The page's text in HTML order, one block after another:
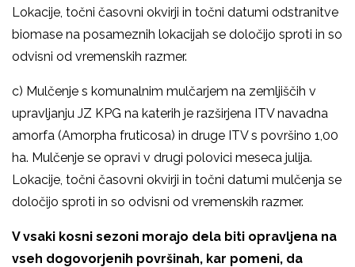
Lokacije, točni časovni okvirji in točni datumi odstranitve
biomase na posameznih lokacijah se določijo sproti in so
odvisni od vremenskih razmer.
c) Mulčenje s komunalnim mulčarjem na zemljiščih v
upravljanju JZ KPG na katerih je razširjena ITV navadna
amorfa (Amorpha fruticosa) in druge ITV s površino 1,00
ha. Mulčenje se opravi v drugi polovici meseca julija.
Lokacije, točni časovni okvirji in točni datumi mulčenja se
določijo sproti in so odvisni od vremenskih razmer.
V vsaki kosni sezoni morajo dela biti opravljena na
vseh dogovorjenih površinah, kar pomeni, da